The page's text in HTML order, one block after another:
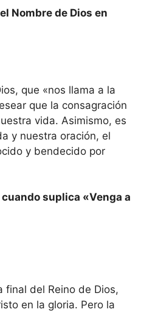
Nombre de Dios en
que «nos llama a la
que la consagración
vida. Asimismo, es
y nuestra oración, el
y bendecido por
suplica «Venga a
final del Reino de Dios,
en la gloria. Pero la